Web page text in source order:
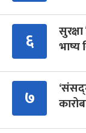
६
भाष्य
७